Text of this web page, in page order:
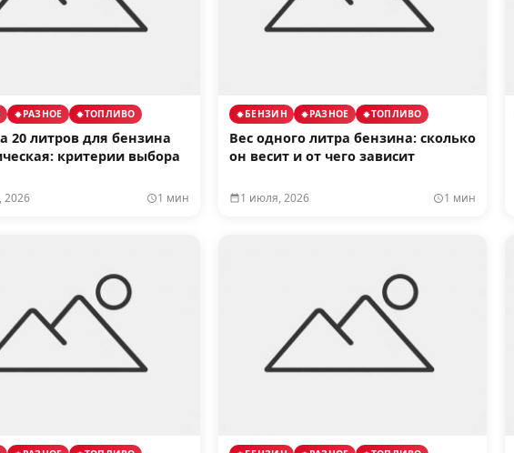
РАЗНОЕ ТОПЛИВО
20 литров для бензина
критерии выбора
2026 1 мин
БЕНЗИН РАЗНОЕ ТОПЛИВО
Вес одного литра бензина: сколько
он весит и от чего зависит
1 июля, 2026 1 мин